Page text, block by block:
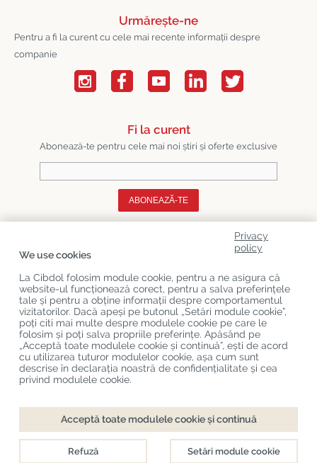
Urmărește-ne
Pentru a fi la curent cu cele mai recente informații despre
companie
Fi la curent
Abonează-te pentru cele mai noi știri și oferte exclusive
ABONEAZĂ-TE
Categorii De Produse
Serviciu Relații Cu Clienții
Ultimele Postări Pe Blog
Privacy
policy
We use cookies
La Cibdol folosim module cookie, pentru a ne asigura că
website-ul funcționează corect, pentru a salva preferințele
tale și pentru a obține informații despre comportamentul
vizitatorilor. Dacă apeși pe butonul „Setări module cookie”,
poți citi mai multe despre modulele cookie pe care le
folosim și poți salva propriile preferințe. Apăsând pe
„Acceptă toate modulele cookie și continuă”, ești de acord
cu utilizarea tuturor modulelor cookie, așa cum sunt
descrise în declarația noastră de confidențialitate și cea
privind modulele cookie.
Acceptă toate modulele cookie și continuă
Refuză Setări module cookie
Copyright © CibdolLast updated 07-08-2026
Cibdol bv
, Handelsweg 1a, 5492NL Sint-Oedenrode, the Netherlands